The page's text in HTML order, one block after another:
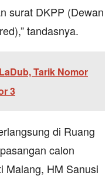
surat DKPP (Dewan
tandasnya.
Tarik Nomor
3
di Ruang
calon
Malang, HM Sanusi